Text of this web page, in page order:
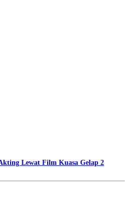
Lewat Film Kuasa Gelap 2